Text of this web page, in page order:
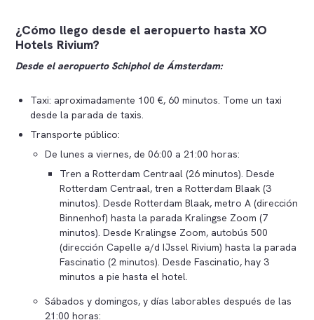
¿Cómo llego desde el aeropuerto hasta XO
Hotels Rivium?
Desde el aeropuerto Schiphol de Ámsterdam:
Taxi: aproximadamente 100 €, 60 minutos. Tome un taxi
desde la parada de taxis.
Transporte público:
De lunes a viernes, de 06:00 a 21:00 horas:
Tren a Rotterdam Centraal (26 minutos). Desde
Rotterdam Centraal, tren a Rotterdam Blaak (3
minutos). Desde Rotterdam Blaak, metro A (dirección
Binnenhof) hasta la parada Kralingse Zoom (7
minutos). Desde Kralingse Zoom, autobús 500
(dirección Capelle a/d IJssel Rivium) hasta la parada
Fascinatio (2 minutos). Desde Fascinatio, hay 3
minutos a pie hasta el hotel.
Sábados y domingos, y días laborables después de las
21:00 horas: